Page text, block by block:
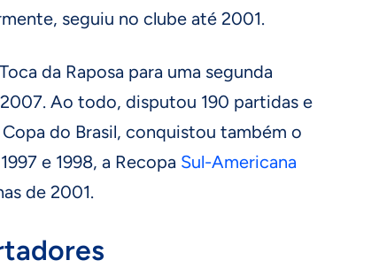
seguiu no clube até 2001.
da Raposa para uma segunda
Ao todo, disputou 190 partidas e
do Brasil, conquistou também o
e 1998, a Recopa Sul-Americana
de 2001.